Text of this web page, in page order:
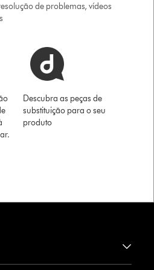
de problemas, vídeos
Descubra as peças de
substituição para o seu
produto